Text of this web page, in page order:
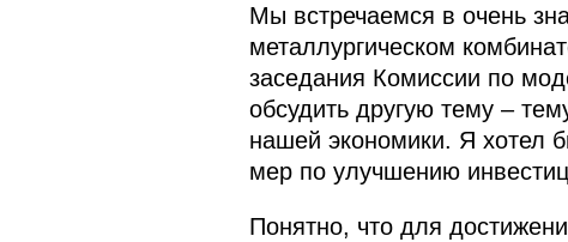
Мы встречаемся в очень
металлургическом
заседания Комиссии по
обсудить другую тему –
нашей экономики. Я хотел
мер по улучшению
Понятно, что для